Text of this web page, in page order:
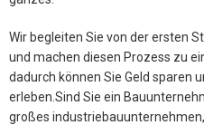
Wir begleiten Sie von der ersten
und machen diesen Prozess zu
dadurch können Sie Geld sparen
erleben.Sind Sie ein
großes